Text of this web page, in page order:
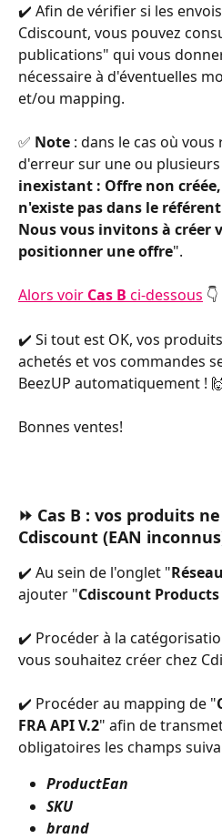
✔️ Afin de vérifier si les
Cdiscount, vous pouvez
publications" qui vous
nécessaire à d'éventuelles
et/ou mapping.
✅ Note : dans le cas où vous
d'erreur sur une ou
inexistant : Offre non
n'existe pas dans le
Nous vous invitons à créer
positionner une offre".
Alors voir Cas B ci-dessous 👇
✔️ Si tout est OK, vos
achetés et vos commandes
BeezUP automatiquement !
Bonnes ventes!
⏩ Cas B : vos produits
Cdiscount (EAN
✔️ Au sein de l'onglet "
ajouter "Cdiscount Products
✔️ Procéder à la
vous souhaitez créer chez
✔️ Procéder au mapping de "
FRA API V.2" afin de
obligatoires les champs
ProductEan
SKU
brand